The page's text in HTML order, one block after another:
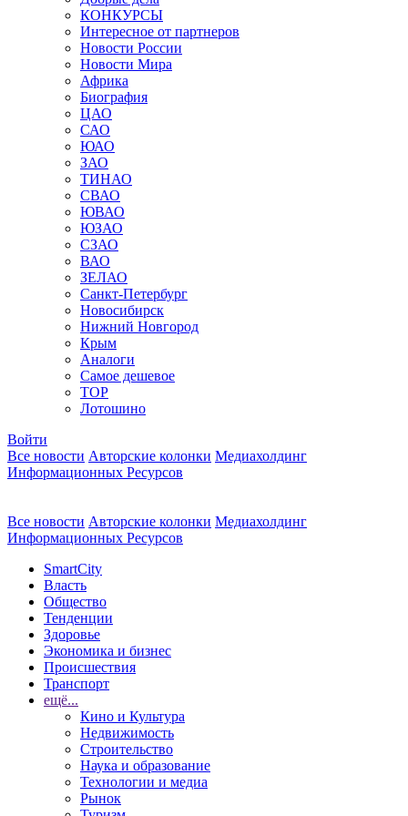
КОНКУРСЫ
Интересное от партнеров
Новости России
Новости Мира
Африка
Биография
ЦАО
САО
ЮАО
ЗАО
ТИНАО
СВАО
ЮВАО
ЮЗАО
СЗАО
ВАО
ЗЕЛАО
Санкт-Петербург
Новосибирск
Нижний Новгород
Крым
Аналоги
Самое дешевое
TOP
Лотошино
Войти
Все новости Авторские колонки Медиахолдинг
Информационных Ресурсов
Все новости Авторские колонки Медиахолдинг
Информационных Ресурсов
SmartCity
Власть
Общество
Тенденции
Здоровье
Экономика и бизнес
Происшествия
Транспорт
ещё...
Кино и Культура
Недвижимость
Строительство
Наука и образование
Технологии и медиа
Рынок